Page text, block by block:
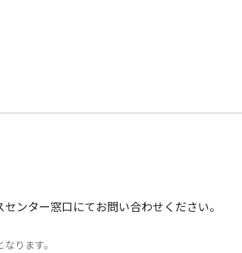
ンター窓口にてお問い合わせください。
ります。